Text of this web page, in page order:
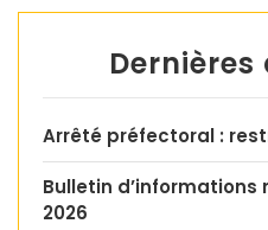
Arrêté préfectoral :
Bulletin
2026